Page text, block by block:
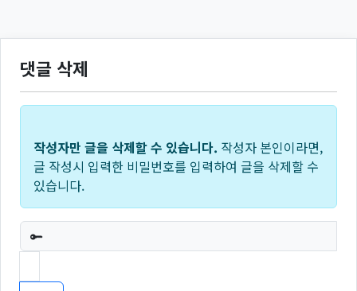
댓글 삭제
작성자만 글을 삭제할 수 있습니다. 작성자 본인이라면,
글 작성시 입력한 비밀번호를 입력하여 글을 삭제할 수
있습니다.
필수